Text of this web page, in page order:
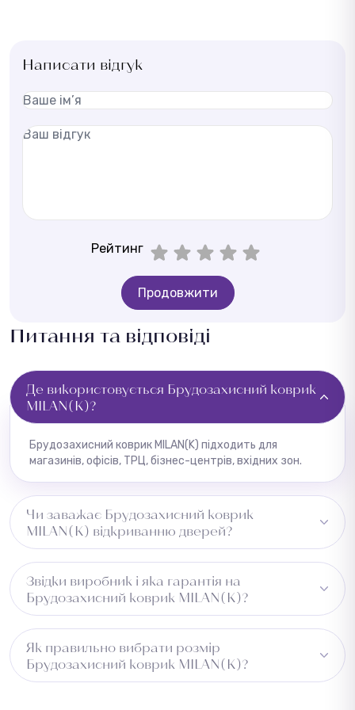
Написати відгук
Рейтинг
Продовжити
Питання та відповіді
Де використовується Брудозахисний коврик
MILAN(K)?
Брудозахисний коврик MILAN(K) підходить для
магазинів, офісів, ТРЦ, бізнес-центрів, вхідних зон.
Чи заважає Брудозахисний коврик
MILAN(K) відкриванню дверей?
перешкоджає відкриванню дверей.
Звідки виробник і яка гарантія на
Брудозахисний коврик MILAN(K)?
гарантія від заводу-виробника. Повернення можливе
протягом 14 днів за умови збереження товарного
вигляду.
Як правильно вибрати розмір
Брудозахисний коврик MILAN(K)?